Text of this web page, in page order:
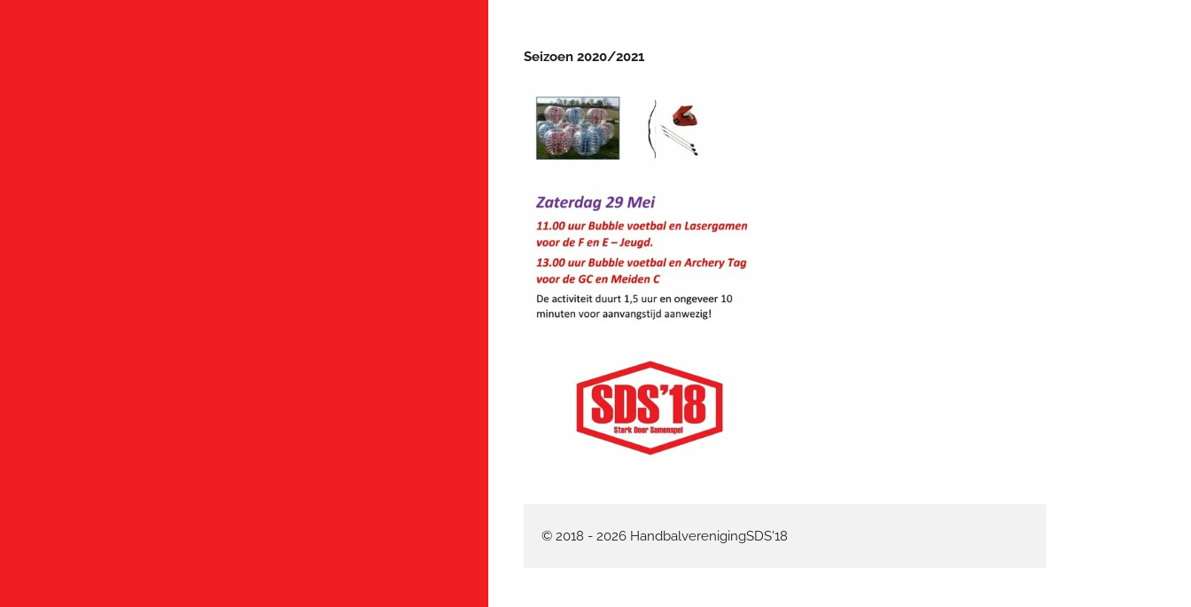
Seizoen 2020/2021
© 2018 - 2026 HandbalverenigingSDS'18